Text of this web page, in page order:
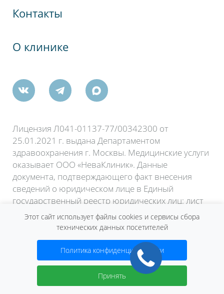
Контакты
О клинике
Лицензия Л041-01137-77/00342300 от
25.01.2021 г. выдана Департаментом
здравоохранения г. Москвы. Медицинские услуги
оказывает ООО «НеваКлиник». Данные
документа, подтверждающего факт внесения
сведений о юридическом лице в Единый
государственный реестр юридических лиц: лист
записи ЕГРЮЛ по форме Р50007 от 25.08.2020,
зарегистрировано Межрайонной инспекцией
Договор оферты
2026 © Сеть клиник «Нева»
Этот сайт использует файлы cookies и сервисы сбора
технических данных посетителей
Политика конфиденциальности
Принять